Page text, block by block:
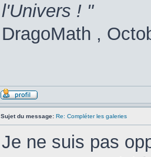
l'Univers ! "
DragoMath ,
Sujet du message: Re: Compléter les galeries
Je ne suis pas